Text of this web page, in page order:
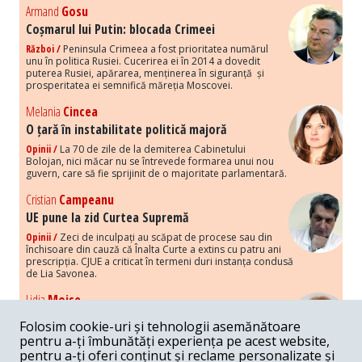
Armand Gosu
Coșmarul lui Putin: blocada Crimeei
Război / Peninsula Crimeea a fost prioritatea numărul
unu în politica Rusiei. Cucerirea ei în 2014 a dovedit
puterea Rusiei, apărarea, menținerea în siguranță și
prosperitatea ei semnifică măreția Moscovei.
Melania Cincea
O țară în instabilitate politică majoră
Opinii / La 70 de zile de la demiterea Cabinetului
Bolojan, nici măcar nu se întrevede formarea unui nou
guvern, care să fie sprijinit de o majoritate parlamentară.
Cristian Campeanu
UE pune la zid Curtea Supremă
Opinii / Zeci de inculpați au scăpat de procese sau din
închisoare din cauză că Înalta Curte a extins cu patru ani
prescripția. CJUE a criticat în termeni duri instanța condusă
de Lia Savonea.
LidiaMoise
Costurile economice ale haosului politic
Opinii / Economia nu poate rezista cu retorica falsă a
susținerii intereselor poporului, care, de fapt, ascunde
Folosim cookie-uri și tehnologii asemănătoare
pentru a-ți îmbunătăți experiența pe acest website,
pentru a-ți oferi conținut și reclame personalizate și